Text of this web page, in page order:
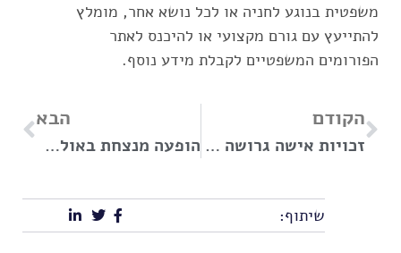
משפטית בנוגע לחניה או לכל נושא אחר, מומלץ
להתייעץ עם גורם מקצועי או להיכנס לאתר
הפורומים המשפטיים לקבלת מידע נוסף.
הקודם
זכויות אישה גרושה עם ילדים – מדריך מקיף למיצוי זכויות
הבא
הופעה מנצחת באולם הדיונים: מה ללבוש לבית משפט?
שיתוף: